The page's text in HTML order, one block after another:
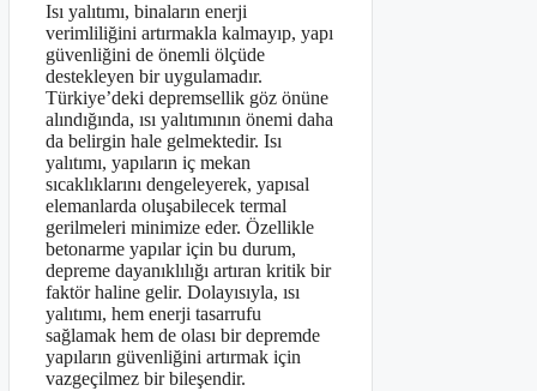
Isı yalıtımı, binaların enerji
verimliliğini artırmakla kalmayıp, yapı
güvenliğini de önemli ölçüde
destekleyen bir uygulamadır.
Türkiye’deki depremsellik göz önüne
alındığında, ısı yalıtımının önemi daha
da belirgin hale gelmektedir. Isı
yalıtımı, yapıların iç mekan
sıcaklıklarını dengeleyerek, yapısal
elemanlarda oluşabilecek termal
gerilmeleri minimize eder. Özellikle
betonarme yapılar için bu durum,
depreme dayanıklılığı artıran kritik bir
faktör haline gelir. Dolayısıyla, ısı
yalıtımı, hem enerji tasarrufu
sağlamak hem de olası bir depremde
yapıların güvenliğini artırmak için
vazgeçilmez bir bileşendir.